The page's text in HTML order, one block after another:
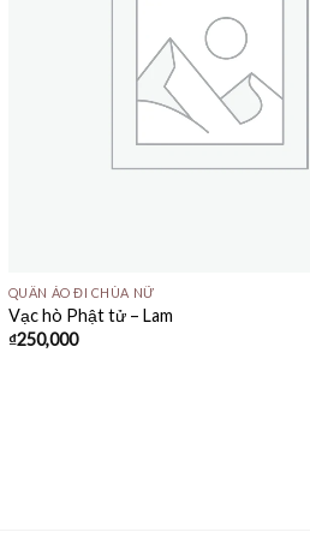
QUẦN ÁO ĐI CHÙA NỮ
Vạc hò Phật tử – Lam
₫250,000